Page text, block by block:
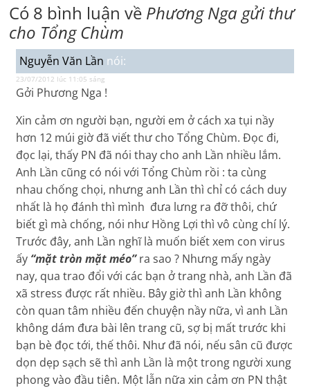
Có 8 bình luận về Phương Nga gửi thư
cho Tổng Chùm
Nguyễn Văn Lần nói:
23/07/2012 lúc 11:05 sáng
Gởi Phương Nga !
Xin cảm ơn người bạn, người em ở cách xa tụi nầy
hơn 12 múi giờ đã viết thư cho Tổng Chùm. Đọc đi,
đọc lại, thấy PN đã nói thay cho anh Lần nhiều lắm.
Anh Lần cũng có nói với Tổng Chùm rồi : ta cùng
nhau chống chọi, nhưng anh Lần thì chỉ có cách duy
nhất là họ đánh thì mình đưa lưng ra đỡ thôi, chứ
biết gì mà chống, nói như Hồng Lợi thì vô cùng chí lý.
Trước đây, anh Lần nghĩ là muốn biết xem con virus
ấy “mặt tròn mặt méo”ra sao ? Nhưng mấy ngày
nay, qua trao đổi với các bạn ở trang nhà, anh Lần đã
xã stress được rất nhiều. Bây giờ thì anh Lần không
còn quan tâm nhiều đến chuyện nầy nữa, vì anh Lần
không dám đưa bài lên trang cũ, sợ bị mất trước khi
bạn bè đọc tới, thế thôi. Như đã nói, nếu sân cũ được
dọn dẹp sạch sẽ thì anh Lần là một trong người xung
phong vào đầu tiên. Một lẫn nữa xin cảm ơn PN thật